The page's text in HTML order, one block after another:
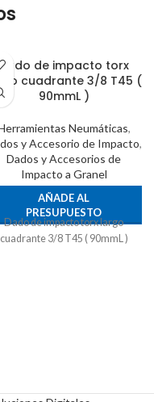
de impacto torx
cuadrante 3/8 T45 (
90mmL )
Neumáticas,
y Accesorio de Impacto,
Dados y Accesorios de
Impacto a Granel
AÑADE AL
PRESUPUESTO
Dado de impacto torx largo
cuadrante 3/8 T45 ( 90mmL )